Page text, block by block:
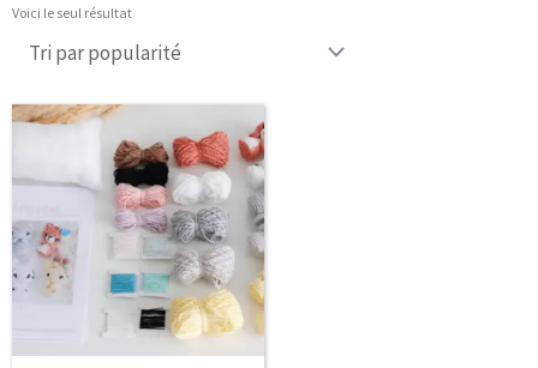
Voici le seul résultat
de
prix :
7.50 €
à
36.00 €
produit
a
plusieurs
variations.
Les
options
peuvent